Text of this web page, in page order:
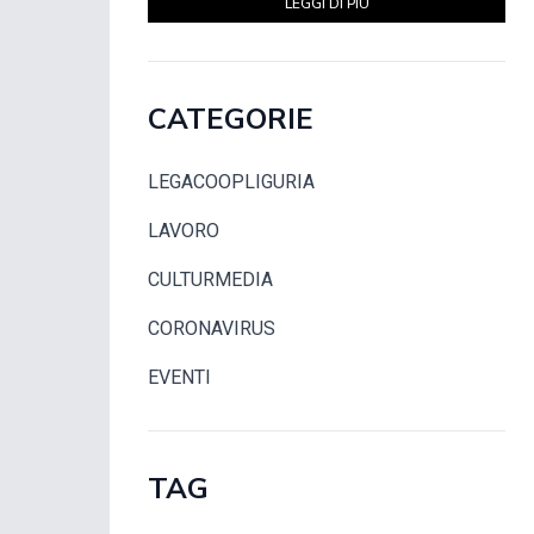
CATEGORIE
LEGACOOPLIGURIA
LAVORO
CULTURMEDIA
CORONAVIRUS
EVENTI
TAG